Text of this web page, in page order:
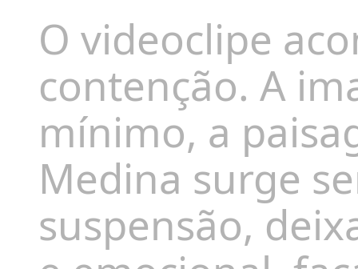
O videoclipe
contenção. A
mínimo, a
Medina surge
suspensão,